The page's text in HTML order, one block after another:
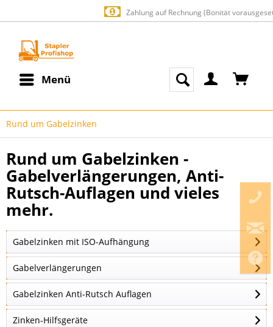
Zahlung auf Rechnung (Bonität vorausgesetzt)
Menü
Rund um Gabelzinken
Rund um Gabelzinken -
Gabelverlängerungen, Anti-
Rutsch-Auflagen und vieles
mehr.
Gabelzinken mit ISO-Aufhängung
Gabelverlängerungen
Gabelzinken Anti-Rutsch Auflagen
Zinken-Hilfsgeräte